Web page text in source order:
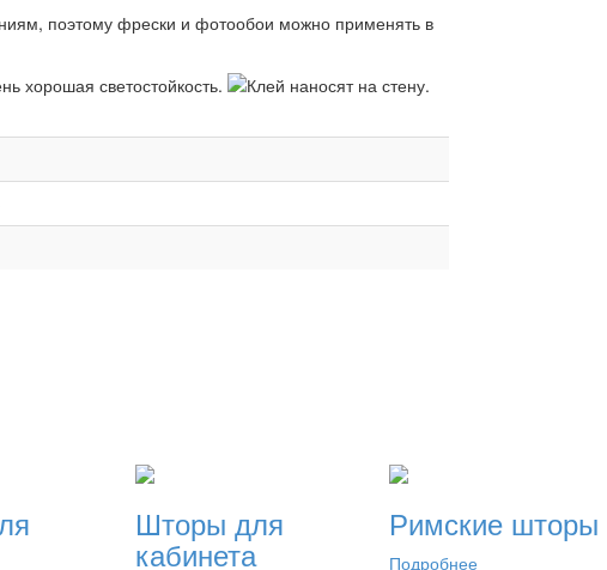
поэтому фрески и фотообои можно применять в
Шторы для
кабинета
Римские шторы
Подробнее